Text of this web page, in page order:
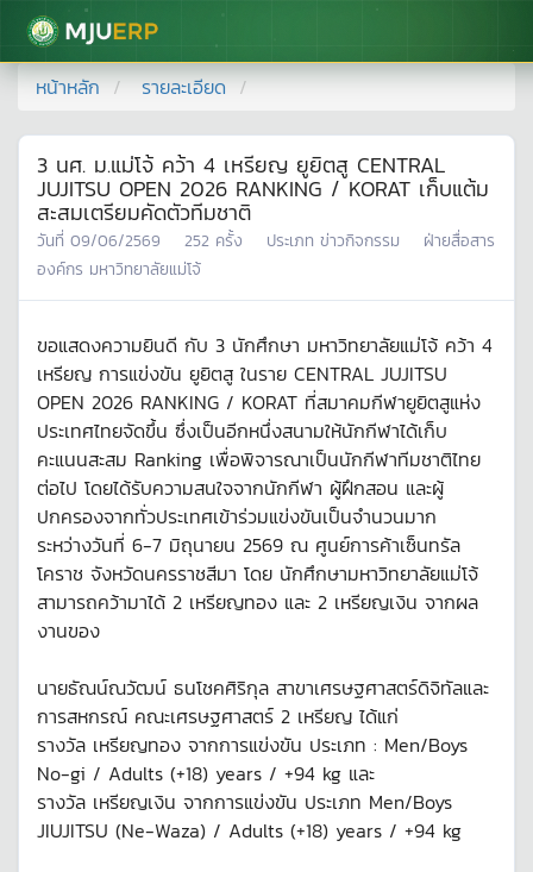
มหาวิทยาลัยแม่โจ้
หน้าหลัก รายละเอียด
3 นศ. ม.แม่โจ้ คว้า 4 เหรียญ ยูยิตสู CENTRAL
JUJITSU OPEN 2026 RANKING / KORAT เก็บแต้ม
สะสมเตรียมคัดตัวทีมชาติ
วันที่ 09/06/2569 252 ครั้ง ประเภท ข่าวกิจกรรม
ฝ่ายสื่อสาร
องค์กร มหาวิทยาลัยแม่โจ้
ขอแสดงความยินดี กับ 3 นักศึกษา มหาวิทยาลัยแม่โจ้ คว้า 4
เหรียญ การแข่งขัน ยูยิตสู ในราย CENTRAL JUJITSU
OPEN 2026 RANKING / KORAT ที่สมาคมกีฬายูยิตสูแห่ง
ประเทศไทยจัดขึ้น ซึ่งเป็นอีกหนึ่งสนามให้นักกีฬาได้เก็บ
คะแนนสะสม Ranking เพื่อพิจารณาเป็นนักกีฬาทีมชาติไทย
ต่อไป โดยได้รับความสนใจจากนักกีฬา ผู้ฝึกสอน และผู้
ปกครองจากทั่วประเทศเข้าร่วมแข่งขันเป็นจำนวนมาก
ระหว่างวันที่ 6-7 มิถุนายน 2569 ณ ศูนย์การค้าเซ็นทรัล
โคราช จังหวัดนครราชสีมา โดย นักศึกษามหาวิทยาลัยแม่โจ้
สามารถคว้ามาได้ 2 เหรียญทอง และ 2 เหรียญเงิน จากผล
งานของ
นายธัณน์ณวัฒน์ ธนโชคศิริกุล สาขาเศรษฐศาสตร์ดิจิทัลและ
การสหกรณ์ คณะเศรษฐศาสตร์ 2 เหรียญ ได้แก่
รางวัล เหรียญทอง จากการแข่งขัน ประเภท : Men/Boys
No-gi / Adults (+18) years / +94 kg และ
รางวัล เหรียญเงิน จากการแข่งขัน ประเภท Men/Boys
JIUJITSU (Ne-Waza) / Adults (+18) years / +94 kg